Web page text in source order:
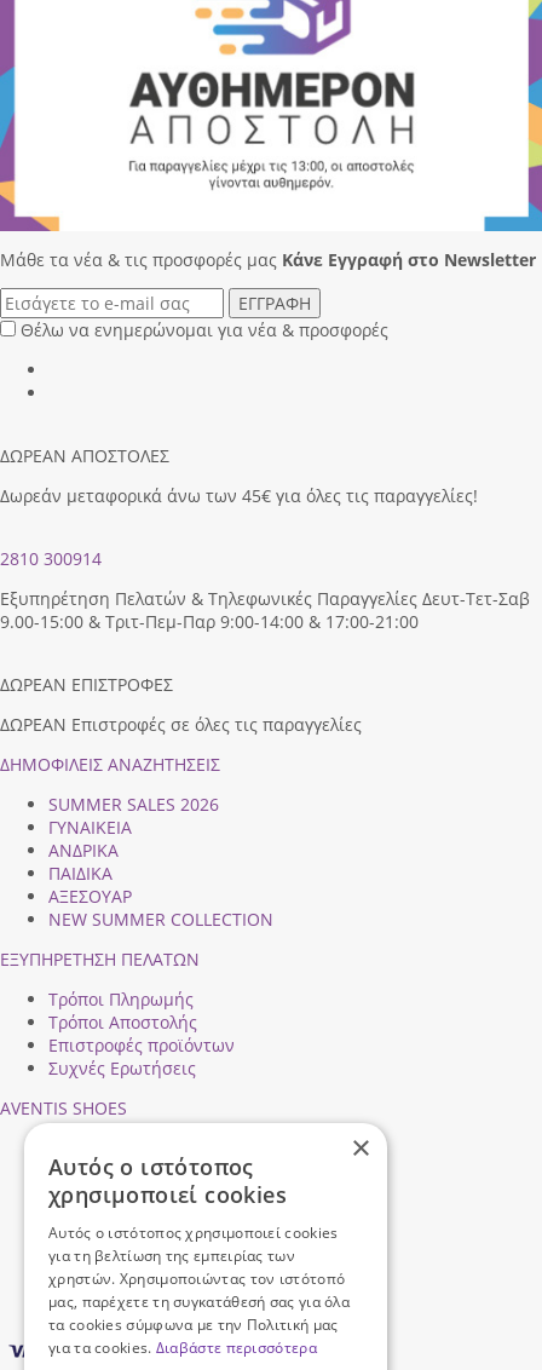
Μάθε τα νέα & τις προσφορές μας Κάνε Eγγραφή στο Newsletter
ΕΓΓΡΑΦΗ
Θέλω να ενημερώνομαι για νέα & προσφορές
ΔΩΡΕΑΝ ΑΠΟΣΤΟΛΕΣ
Δωρεάν μεταφορικά άνω των 45€ για όλες τις παραγγελίες!
2810 300914
Εξυπηρέτηση Πελατών & Τηλεφωνικές Παραγγελίες Δευτ-Τετ-Σαβ
9.00-15:00 & Τριτ-Πεμ-Παρ 9:00-14:00 & 17:00-21:00
ΔΩΡΕΑΝ ΕΠΙΣΤΡΟΦΕΣ
ΔΩΡΕΑΝ Επιστροφές σε όλες τις παραγγελίες
ΔΗΜΟΦΙΛEIΣ ΑΝΑΖΗΤΗΣΕΙΣ
SUMMER SALES 2026
ΓΥΝΑΙΚΕΙΑ
ΑΝΔΡΙΚΑ
ΠΑΙΔΙΚΑ
ΑΞΕΣΟΥΑΡ
NEW SUMMER COLLECTION
ΕΞΥΠΗΡΕΤΗΣΗ ΠΕΛΑΤΩΝ
Τρόποι Πληρωμής
Τρόποι Αποστολής
Επιστροφές προϊόντων
Συχνές Ερωτήσεις
AVENTIS SHOES
Ασφάλεια Συναλλαγών
Προσωπικά Δεδομένα
Όροι Χρήσης
×
Αυτός ο ιστότοπος
χρησιμοποιεί cookies
Αυτός ο ιστότοπος χρησιμοποιεί cookies
για τη βελτίωση της εμπειρίας των
χρηστών. Χρησιμοποιώντας τον ιστότοπό
μας, παρέχετε τη συγκατάθεσή σας για όλα
τα cookies σύμφωνα με την Πολιτική μας
για τα cookies. Διαβάστε περισσότερα